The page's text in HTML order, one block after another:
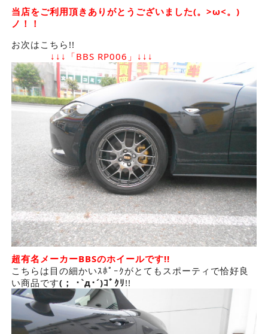
当店をご利用頂きありがとうございました(。>ω<。)
ノ！！
お次はこちら!!
↓↓↓「BBS RP006」↓↓↓
超有名メーカーBBSのホイールです!!
こちらは目の細かいｽﾎﾟｰｸがとてもスポーティで恰好良
い商品です(； ･`д･´)ｺﾞｸﾘ!!